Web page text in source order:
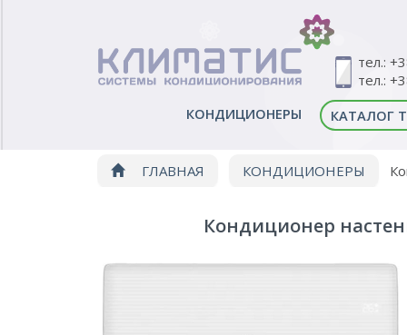
тел.:
тел.:
КОНДИЦИОНЕРЫ
КАТАЛОГ
ГЛАВНАЯ КОНДИЦИОНЕРЫ
Кондиционер